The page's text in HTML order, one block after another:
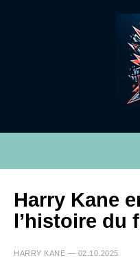
Harry Kane
l’histoire du
HARRY KANE — 02.10.2025